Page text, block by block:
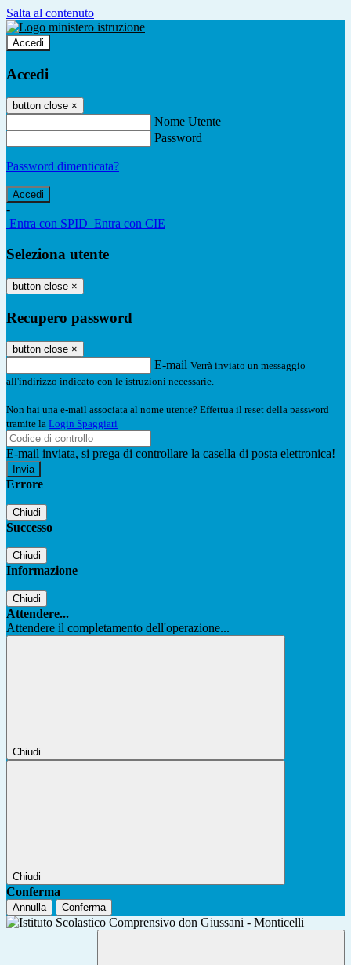
Salta al contenuto
Accedi
Accedi
button close ×
Nome Utente
Password
Password dimenticata?
-
Entra con SPID Entra con CIE
Seleziona utente
button close ×
Recupero password
button close ×
E-mail Verrà inviato un messaggio
all'indirizzo indicato con le istruzioni necessarie.
Non hai una e-mail associata al nome utente? Effettua il reset della password
tramite la Login Spaggiari
E-mail inviata, si prega di controllare la casella di posta elettronica!
Errore
Chiudi
Successo
Chiudi
Informazione
Chiudi
Attendere...
Attendere il completamento dell'operazione...
Chiudi
Chiudi
Conferma
Annulla Conferma